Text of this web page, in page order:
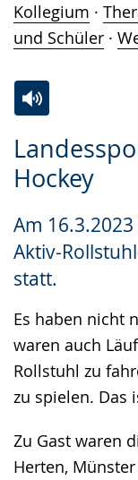
Kollegium ·
und Schüler ·
Hockey
Am
Aktiv-
statt.
Es haben nicht
waren auch
Rollstuhl zu
zu spielen. Das
Zu Gast waren
Herten,
Leichten
Sprache
Audio-
Unterstützung.
Video
in
wird
angezeigt.